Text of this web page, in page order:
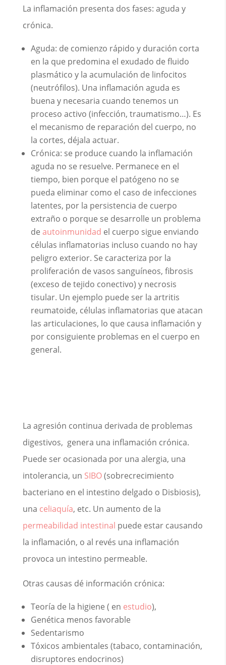
La inflamación presenta dos fases: aguda y
crónica.
Aguda: de comienzo rápido y duración corta
en la que predomina el exudado de fluido
plasmático y la acumulación de linfocitos
(neutrófilos). Una inflamación aguda es
buena y necesaria cuando tenemos un
proceso activo (infección, traumatismo…). Es
el mecanismo de reparación del cuerpo, no
la cortes, déjala actuar.
Crónica: se produce cuando la inflamación
aguda no se resuelve. Permanece en el
tiempo, bien porque el patógeno no se
pueda eliminar como el caso de infecciones
latentes, por la persistencia de cuerpo
extraño o porque se desarrolle un problema
de autoinmunidad el cuerpo sigue enviando
células inflamatorias incluso cuando no hay
peligro exterior. Se caracteriza por la
proliferación de vasos sanguíneos, fibrosis
(exceso de tejido conectivo) y necrosis
tisular. Un ejemplo puede ser la artritis
reumatoide, células inflamatorias que atacan
las articulaciones, lo que causa inflamación y
por consiguiente problemas en el cuerpo en
general.
La agresión continua derivada de problemas
digestivos, genera una inflamación crónica.
Puede ser ocasionada por una alergia, una
intolerancia, un SIBO(sobrecrecimiento
bacteriano en el intestino delgado o Disbiosis),
una celiaquía, etc. Un aumento de la
permeabilidad intestinal puede estar causando
la inflamación, o al revés una inflamación
provoca un intestino permeable.
Otras causas dé información crónica:
Teoría de la higiene ( en estudio),
Genética menos favorable
Sedentarismo
Tóxicos ambientales (tabaco, contaminación,
disruptores endocrinos)